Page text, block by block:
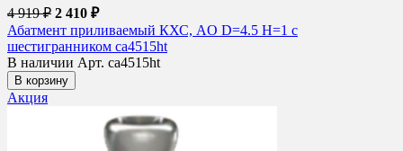
4 919 ₽ 2 410 ₽
Абатмент приливаемый КХС, AO D=4.5 H=1 с
шестигранником ca4515ht
В наличии Арт. ca4515ht
В корзину
Акция